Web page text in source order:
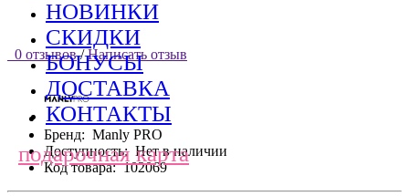
НОВИНКИ
СКИДКИ
БОНУСЫ
ДОСТАВКА
КОНТАКТЫ
подарочная карта
0 отзывов / Написать отзыв
Бренд: Manly PRO
Доступность: Нет в наличии
Код товара: 102069